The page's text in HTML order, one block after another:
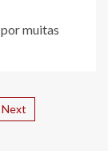
muitas
Next